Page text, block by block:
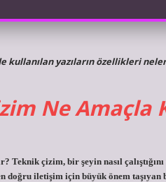
kullanılan yazıların özellikleri
Ne Amaçla
Teknik çizim, bir şeyin nasıl
doğru iletişim için büyük önem